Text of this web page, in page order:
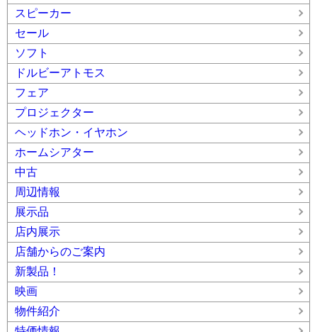
スピーカー
セール
ソフト
ドルビーアトモス
フェア
プロジェクター
ヘッドホン・イヤホン
ホームシアター
中古
周辺情報
展示品
店内展示
店舗からのご案内
新製品！
映画
物件紹介